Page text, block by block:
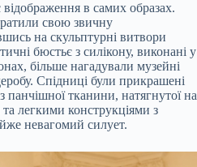
в самих образах.
свою звичну
на скульптурні витвори
бюстьє з силікону, виконані у
більше нагадували музейні
Спідниці були прикрашені
панчішної тканини, натягнутої на
легкими конструкціями з
невагомий силует.